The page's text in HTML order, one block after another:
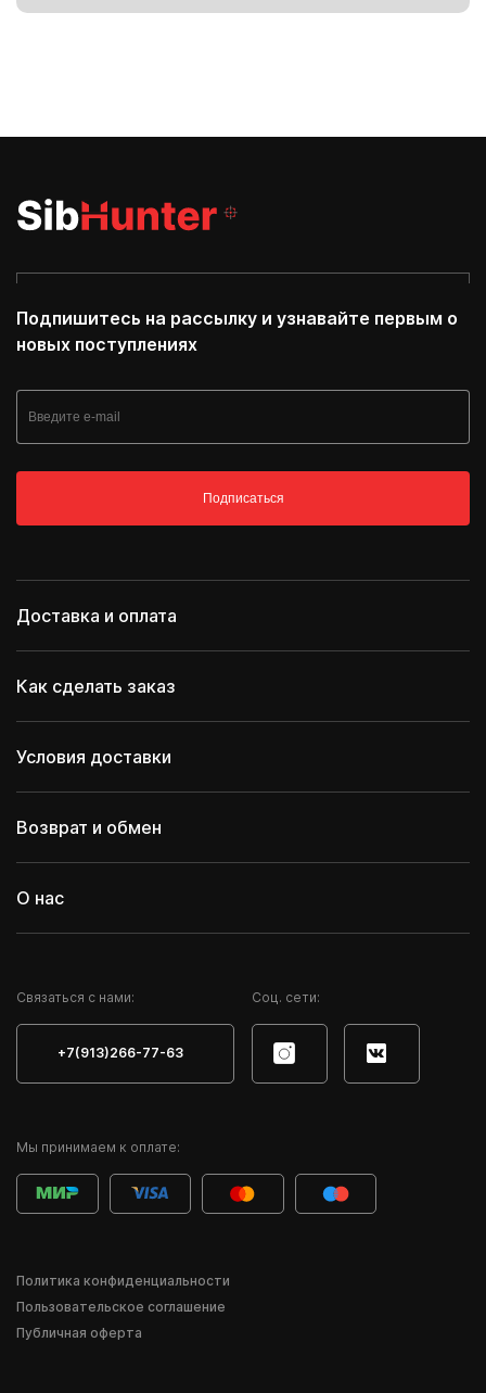
Подпишитесь на рассылку и узнавайте первым о
новых поступлениях
Подписаться
Доставка и оплата
Как сделать заказ
Условия доставки
Возврат и обмен
О нас
Мы принимаем к оплате:
Cвязаться с нами:
+7(913)266-77-63
Соц. сети:
Политика конфиденциальности
Пользовательское соглашение
Публичная оферта